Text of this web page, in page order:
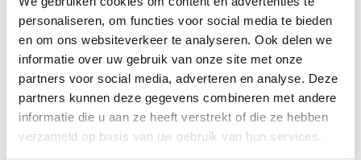
personaliseren, om functies voor social media te bieden
en om ons websiteverkeer te analyseren. Ook delen we
informatie over uw gebruik van onze site met onze
partners voor social media, adverteren en analyse. Deze
partners kunnen deze gegevens combineren met andere
informatie die u aan ze heeft verstrekt of die ze hebben
verzameld op basis van uw gebruik van hun services.
Flexibiliteit vergroot je kansen aanzienlijk.
Werkzoekenden die ook aanverwant werk
accepteren, zoals grondwerk in de bouw of
magazijnwerk in tuincentra tijdens rustige
maanden, bouwen een stabieler
werkpatroon op. Deze bereidheid om